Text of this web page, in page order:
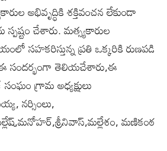
అభివృద్ధికి శక్తివంచన లేకుండా
చేశారు. మత్స్యకారుల
సహకరిస్తున్న ప్రతి ఒక్కరికి రుణపడి
సందర్భంగా తెలియచేశారు,ఈ
గ్రామ అధ్యక్షులు
నర్సింలు,
మణికంఠ